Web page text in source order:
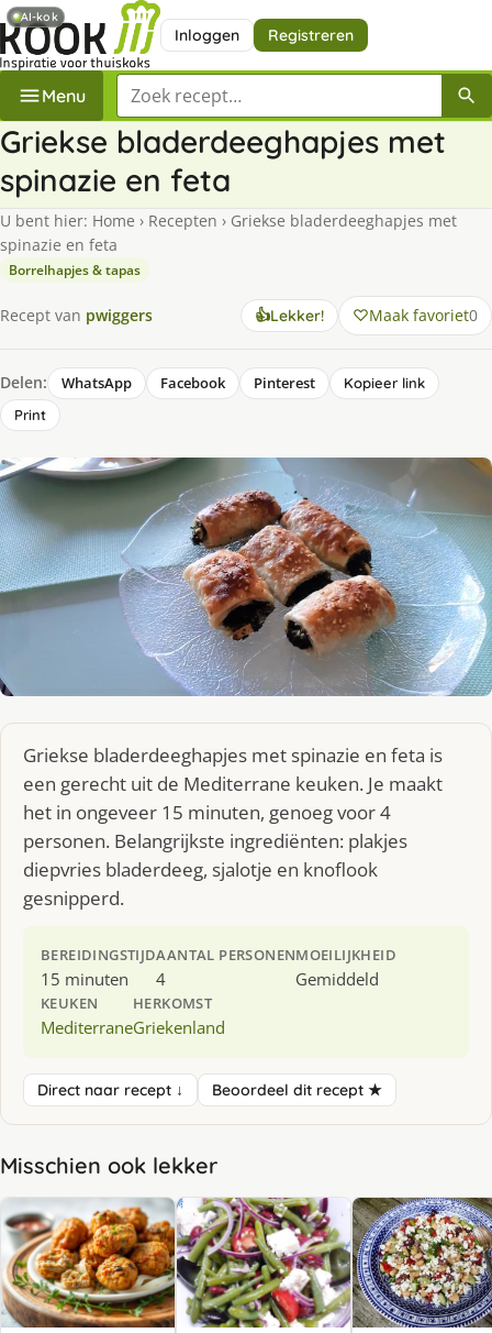
Inloggen Registreren
Menu Zoek een recept
Griekse bladerdeeghapjes met
spinazie en feta
U bent hier: Home › Recepten › Griekse bladerdeeghapjes met
spinazie en feta
Borrelhapjes & tapas
Recept van pwiggers 👍Lekker! Maak favoriet0
Delen: WhatsApp Facebook Pinterest
Kopieer link
Print
Griekse bladerdeeghapjes met spinazie en feta is
een gerecht uit de Mediterrane keuken. Je maakt
het in ongeveer 15 minuten, genoeg voor 4
personen. Belangrijkste ingrediënten: plakjes
diepvries bladerdeeg, sjalotje en knoflook
gesnipperd.
BEREIDINGSTIJD
15 minuten
AANTAL PERSONEN
4
MOEILIJKHEID
Gemiddeld
KEUKEN
Mediterrane
HERKOMST
Griekenland
Direct naar recept ↓ Beoordeel dit recept ★
Misschien ook lekker
AI-kok